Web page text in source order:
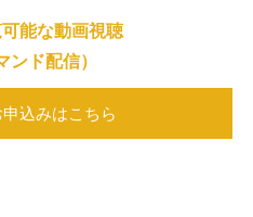
能な動画視聴
ンド配信）
込みはこちら